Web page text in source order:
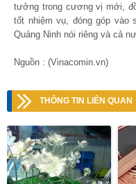
tưởng trong cương vị mới,
tốt nhiệm vụ, đóng góp vào
Quảng Ninh nói riêng và cả
Nguồn : (Vinacomin.vn)
THÔNG TIN LIÊN QUAN